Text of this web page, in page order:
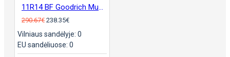
290.67€ 238.35€
Vilniaus sandėlyje: 0
EU sandėliuose: 0